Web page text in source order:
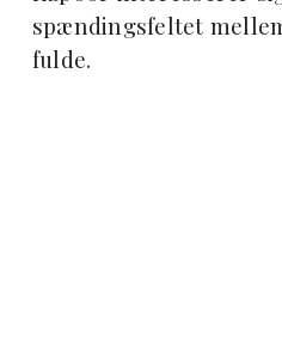
spændingsfeltet
fulde.